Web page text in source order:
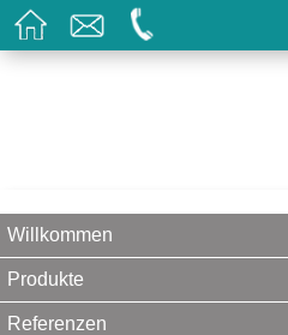
Willkommen
Produkte
Referenzen